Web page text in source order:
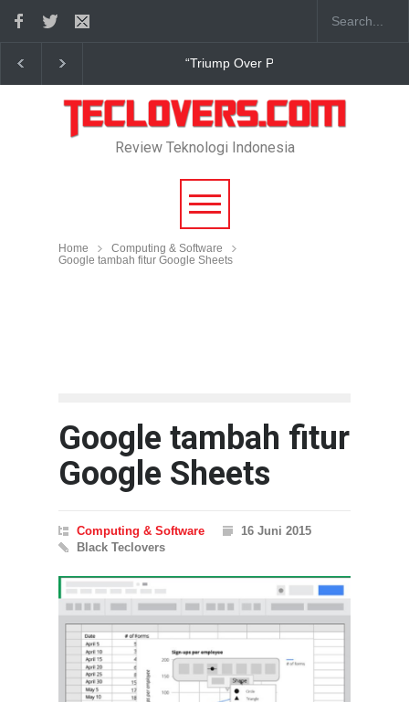
Over Pain” sudah hadir True Digital Plus janji dukung
Review Teknologi Indonesia
Home
Computing & Software
Google tambah fitur Google Sheets
Google tambah fitur
Google Sheets
Computing & Software
16 Juni 2015
Black Teclovers